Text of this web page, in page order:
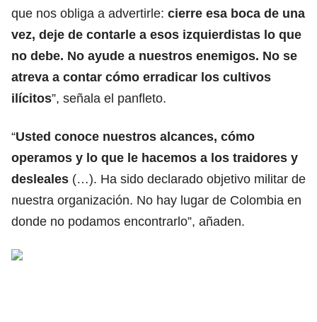
que nos obliga a advertirle: cierre esa boca de una
vez, deje de contarle a esos izquierdistas lo que
no debe. No ayude a nuestros enemigos. No se
atreva a contar cómo erradicar los cultivos
ilícitos”, señala el panfleto.
“Usted conoce nuestros alcances, cómo
operamos y lo que le hacemos a los traidores y
desleales (…). Ha sido declarado objetivo militar de
nuestra organización. No hay lugar de Colombia en
donde no podamos encontrarlo”, añaden.